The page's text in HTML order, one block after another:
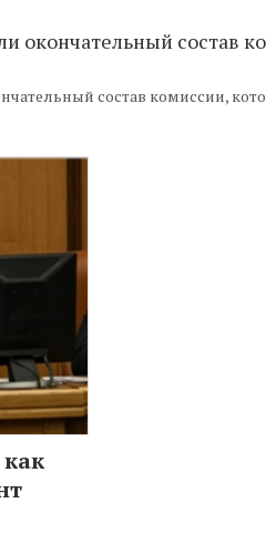
окончательный состав
состав комиссии,